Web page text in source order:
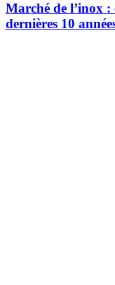
Marché de l’inox :
dernières 10